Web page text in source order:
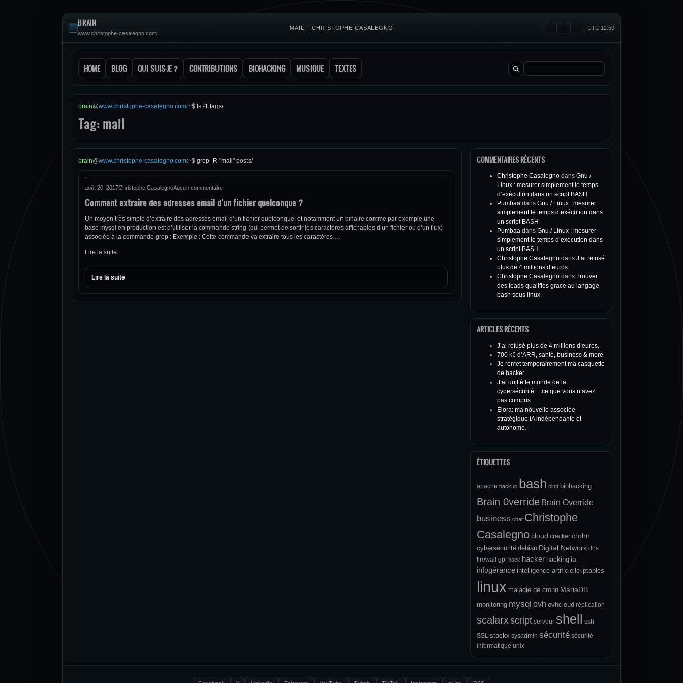
BRAIN
www.christophe-casalegno.com
MAIL – CHRISTOPHE CASALEGNO UTC 12:50
HOME BLOG QUI SUIS-JE ? CONTRIBUTIONS BIOHACKING MUSIQUE TEXTES Rechercher :
brain@www.christophe-casalegno.com:~$ ls -1 tags/
Tag: mail
brain@www.christophe-casalegno.com:~$ grep -R "mail" posts/
août 20, 2017Christophe CasalegnoAucun commentaire
Comment extraire des adresses email d’un fichier quelconque ?
Un moyen très simple d’extraire des adresses email d’un fichier quelconque, et notamment un binaire comme par exemple une
base mysql en production est d’utiliser la commande string (qui permet de sortir les caractères affichables d’un fichier ou d’un flux)
associée à la commande grep : Exemple : Cette commande va extraire tous les caractères …
Lire la suite
Lire la suite
COMMENTAIRES RÉCENTS
Christophe Casalegno dans Gnu /
Linux : mesurer simplement le temps
d’exécution dans un script BASH
Pumbaa dans Gnu / Linux : mesurer
simplement le temps d’exécution dans
un script BASH
Pumbaa dans Gnu / Linux : mesurer
simplement le temps d’exécution dans
un script BASH
Christophe Casalegno dans J’ai refusé
plus de 4 millions d’euros.
Christophe Casalegno dans Trouver
des leads qualifiés grace au langage
bash sous linux
ARTICLES RÉCENTS
J’ai refusé plus de 4 millions d’euros.
700 k€ d’ARR, santé, business & more
Je remet temporairement ma casquette
de hacker
J’ai quitté le monde de la
cybersécurité… ce que vous n’avez
pas compris
Elora: ma nouvelle associée
stratégique IA indépendante et
autonome.
ÉTIQUETTES
apache backup bash bind biohacking
Brain 0verride Brain Override
business chat Christophe
Casalegnocloud cracker crohn
cybersécurité debian Digital Network dns
firewall
gpl hack hacker hacking ia
infogérance intelligence artificielle iptables
linux maladie de crohn MariaDB
monitoring mysql ovh ovhcloud réplication
scalarxscript serveur shell
ssh
SSL stackx sysadmin sécurité sécurité
informatique unix